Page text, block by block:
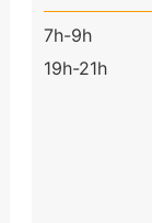
7h-9h
19h-21h